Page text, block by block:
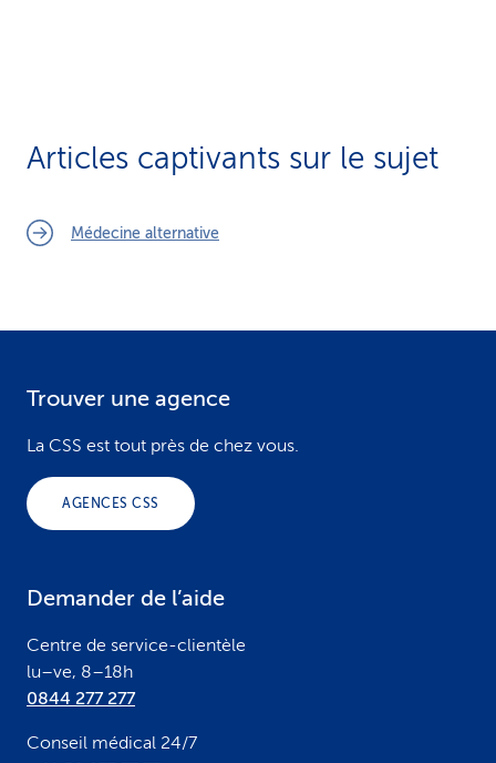
Articles captivants sur le sujet
Médecine alternative
Trouver une agence
La CSS est tout près de chez vous.
AGENCES CSS
Demander de l’aide
Centre de service-clientèle
lu–ve, 8–18h
0844 277 277
Conseil médical 24/7